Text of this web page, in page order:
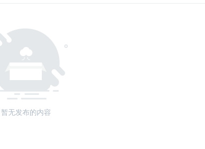
暂无发布的内容